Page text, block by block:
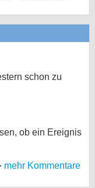
schon zu
ob ein Ereignis
mehr Kommentare